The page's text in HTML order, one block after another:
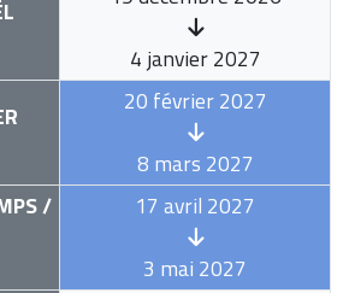
4 janvier 2027
20 février 2027
8 mars 2027
/
17 avril 2027
3 mai 2027